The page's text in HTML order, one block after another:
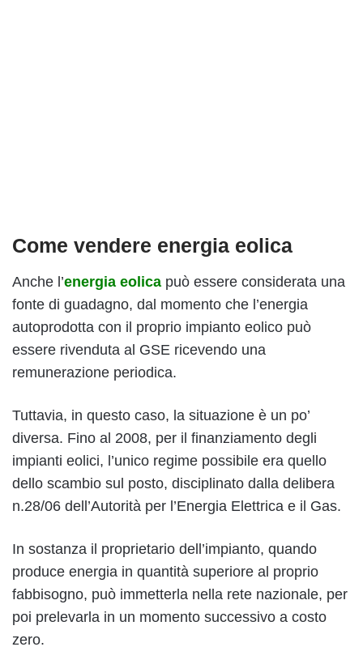
Come vendere energia eolica
Anche l’energia eolica può essere considerata una
fonte di guadagno, dal momento che l’energia
autoprodotta con il proprio impianto eolico può
essere rivenduta al GSE ricevendo una
remunerazione periodica.
Tuttavia, in questo caso, la situazione è un po’
diversa. Fino al 2008, per il finanziamento degli
impianti eolici, l’unico regime possibile era quello
dello scambio sul posto, disciplinato dalla delibera
n.28/06 dell’Autorità per l’Energia Elettrica e il Gas.
In sostanza il proprietario dell’impianto, quando
produce energia in quantità superiore al proprio
fabbisogno, può immetterla nella rete nazionale, per
poi prelevarla in un momento successivo a costo
zero.